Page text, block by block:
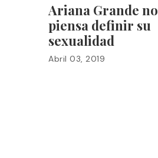
Ariana Grande no
piensa definir su
sexualidad
Abril 03, 2019